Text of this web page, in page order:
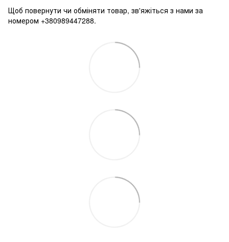
Щоб повернути чи обміняти товар, зв'яжіться з нами за
номером +380989447288.